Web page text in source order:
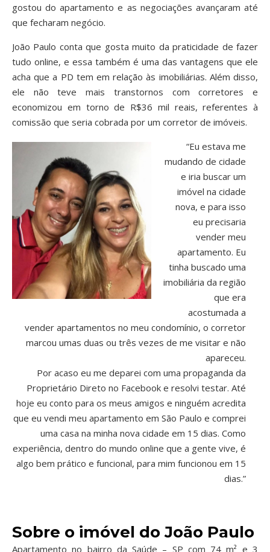
gostou do apartamento e as negociações avançaram até
que fecharam negócio.
João Paulo conta que gosta muito da praticidade de fazer
tudo online, e essa também é uma das vantagens que ele
acha que a PD tem em relação às imobiliárias. Além disso,
ele não teve mais transtornos com corretores e
economizou em torno de R$36 mil reais, referentes à
comissão que seria cobrada por um corretor de imóveis.
“Eu estava me
mudando de cidade
e iria buscar um
imóvel na cidade
nova, e para isso
eu precisaria
vender meu
apartamento. Eu
tinha buscado uma
imobiliária da região
que era
acostumada a
vender apartamentos no meu condomínio, o corretor
marcou umas duas ou três vezes de me visitar e não
apareceu.
Por acaso eu me deparei com uma propaganda da
Proprietário Direto no Facebook e resolvi testar. Até
hoje eu conto para os meus amigos e ninguém acredita
que eu vendi meu apartamento em São Paulo e comprei
uma casa na minha nova cidade em 15 dias. Como
experiência, dentro do mundo online que a gente vive, é
algo bem prático e funcional, para mim funcionou em 15
dias.”
Sobre o imóvel do João Paulo
Apartamento no bairro da Saúde – SP com 74 m² e 3